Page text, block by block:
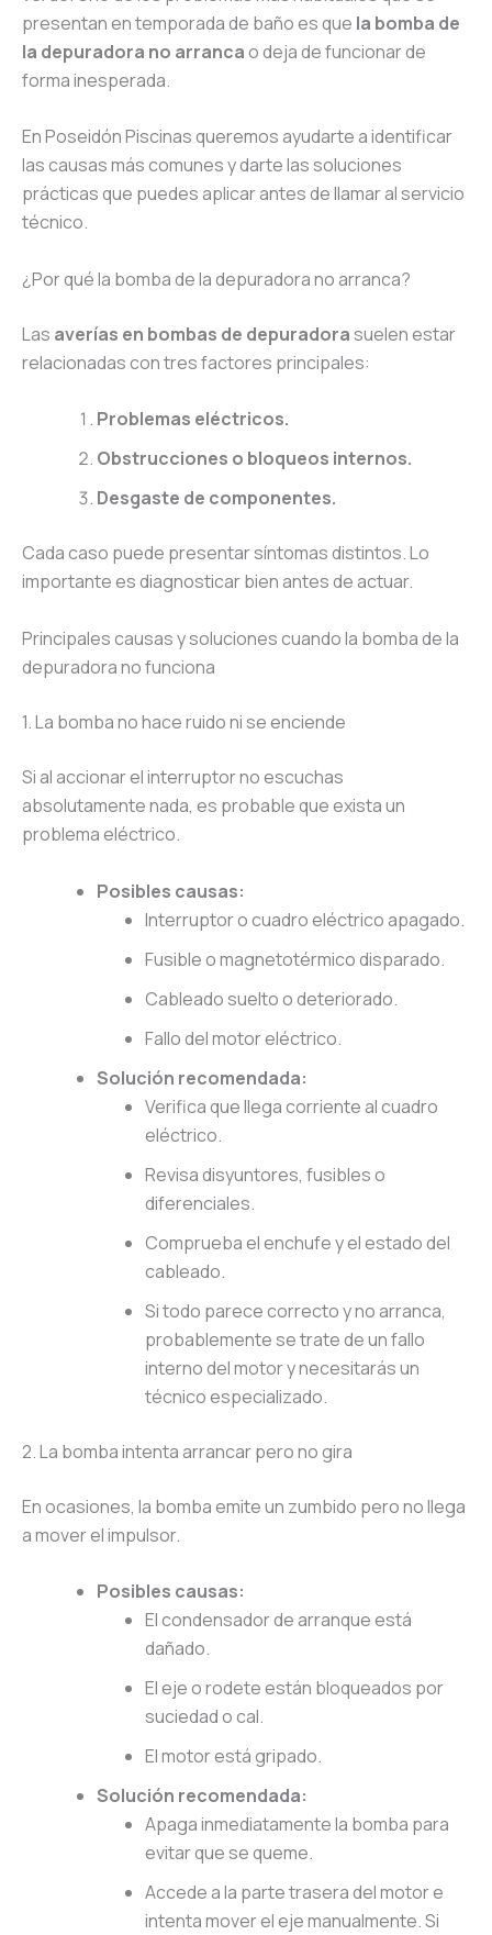
presentan en temporada de baño es que la bomba de
la depuradora no arrancao deja de funcionar de
forma inesperada.
En Poseidón Piscinas queremos ayudarte a identificar
las causas más comunes y darte las soluciones
prácticas que puedes aplicar antes de llamar al servicio
técnico.
¿Por qué la bomba de la depuradora no arranca?
Las averías en bombas de depuradorasuelen estar
relacionadas con tres factores principales:
Problemas eléctricos.
Obstrucciones o bloqueos internos.
Desgaste de componentes.
Cada caso puede presentar síntomas distintos. Lo
importante es diagnosticar bien antes de actuar.
Principales causas y soluciones cuando la bomba de la
depuradora no funciona
1. La bomba no hace ruido ni se enciende
Si al accionar el interruptor no escuchas
absolutamente nada, es probable que exista un
problema eléctrico.
Posibles causas:
Interruptor o cuadro eléctrico apagado.
Fusible o magnetotérmico disparado.
Cableado suelto o deteriorado.
Fallo del motor eléctrico.
Solución recomendada:
Verifica que llega corriente al cuadro
eléctrico.
Revisa disyuntores, fusibles o
diferenciales.
Comprueba el enchufe y el estado del
cableado.
Si todo parece correcto y no arranca,
probablemente se trate de un fallo
interno del motor y necesitarás un
técnico especializado.
2. La bomba intenta arrancar pero no gira
En ocasiones, la bomba emite un zumbido pero no llega
a mover el impulsor.
Posibles causas:
El condensador de arranque está
dañado.
El eje o rodete están bloqueados por
suciedad o cal.
El motor está gripado.
Solución recomendada:
Apaga inmediatamente la bomba para
evitar que se queme.
Accede a la parte trasera del motor e
intenta mover el eje manualmente. Si